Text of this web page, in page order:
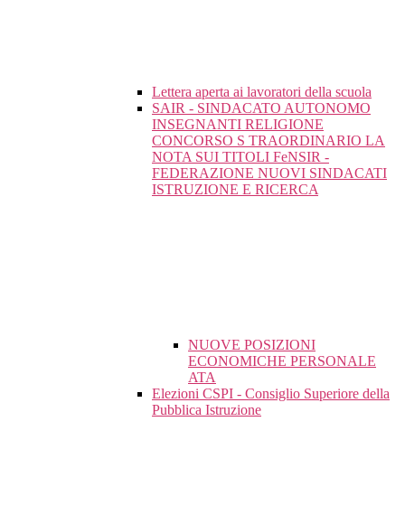
Lettera aperta ai lavoratori della scuola
SAIR - SINDACATO AUTONOMO
INSEGNANTI RELIGIONE
CONCORSO S TRAORDINARIO LA
NOTA SUI TITOLI FeNSIR -
FEDERAZIONE NUOVI SINDACATI
ISTRUZIONE E RICERCA
NUOVE POSIZIONI
ECONOMICHE PERSONALE
ATA
Elezioni CSPI - Consiglio Superiore della
Pubblica Istruzione